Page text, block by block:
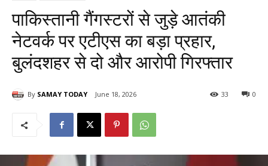
पाकिस्तानी गैंगस्टरों से जुड़े आतंकी
नेटवर्क पर एटीएस का बड़ा प्रहार,
बुलंदशहर से दो और आरोपी गिरफ्तार
By SAMAY TODAY June 18, 2026 0
33